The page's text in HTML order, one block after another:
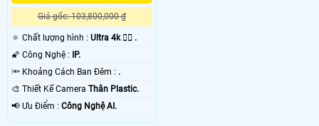
Giá gốc: 103,800,000 ₫
🔅 Chất lượng hình : Ultra 4k 👍🏾 .
🌠 Công Nghệ :
IP.
🔦 Khoảng Cách Ban Đêm : .
🎨 Thiết Kế Camera Thân Plastic.
️📢 Ưu Điểm : Công Nghệ AI.